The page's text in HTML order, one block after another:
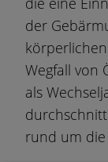
der
Wegfall von
als
rund um